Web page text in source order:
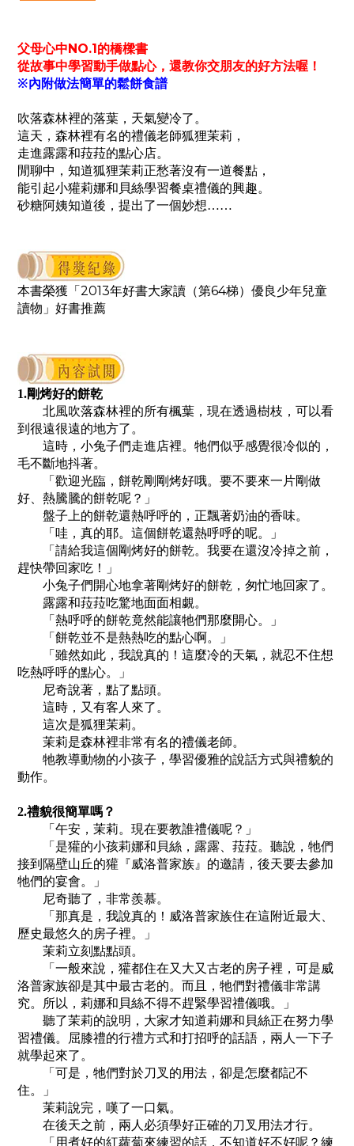
父母心中NO.1的橋樑書
從故事中學習動手做點心，還教你交朋友的好方法喔！
※內附做法簡單的鬆餅食譜
吹落森林裡的落葉，天氣變冷了。
這天，森林裡有名的禮儀老師狐狸茉莉，
走進露露和菈菈的點心店。
閒聊中，知道狐狸茉莉正愁著沒有一道餐點，
能引起小獾莉娜和貝絲學習餐桌禮儀的興趣。
砂糖阿姨知道後，提出了一個妙想……
本書榮獲「 2013年好書大家讀（第64梯）優良少年兒童
讀物」好書推薦
1.剛烤好的餅乾
北風吹落森林裡的所有楓葉，現在透過樹枝，可以看
到很遠很遠的地方了。
這時，小兔子們走進店裡。牠們似乎感覺很冷似的，
毛不斷地抖著。
「歡迎光臨，餅乾剛剛烤好哦。要不要來一片剛做
好、熱騰騰的餅乾呢？」
盤子上的餅乾還熱呼呼的，正飄著奶油的香味。
「哇，真的耶。這個餅乾還熱呼呼的呢。」
「請給我這個剛烤好的餅乾。我要在還沒冷掉之前，
趕快帶回家吃！」
小兔子們開心地拿著剛烤好的餅乾，匆忙地回家了。
露露和菈菈吃驚地面面相覷。
「熱呼呼的餅乾竟然能讓牠們那麼開心。」
「餅乾並不是熱熱吃的點心啊。」
「雖然如此，我說真的！這麼冷的天氣，就忍不住想
吃熱呼呼的點心。」
尼奇說著，點了點頭。
這時，又有客人來了。
這次是狐狸茉莉。
茉莉是森林裡非常有名的禮儀老師。
牠教導動物的小孩子，學習優雅的說話方式與禮貌的
動作。
2.禮貌很簡單嗎？
「午安，茉莉。現在要教誰禮儀呢？」
「是獾的小孩莉娜和貝絲，露露、菈菈。聽說，牠們
接到隔壁山丘的獾『威洛普家族』的邀請，後天要去參加
牠們的宴會。」
尼奇聽了，非常羨慕。
「那真是，我說真的！威洛普家族住在這附近最大、
歷史最悠久的房子裡。」
茉莉立刻點點頭。
「一般來說，獾都住在又大又古老的房子裡，可是威
洛普家族卻是其中最古老的。而且，牠們對禮儀非常講
究。所以，莉娜和貝絲不得不趕緊學習禮儀哦。」
聽了茉莉的說明，大家才知道莉娜和貝絲正在努力學
習禮儀。屈膝禮的行禮方式和打招呼的話語，兩人一下子
就學起來了。
「可是，牠們對於刀叉的用法，卻是怎麼都記不
住。」
茉莉說完，嘆了一口氣。
在後天之前，兩人必須學好正確的刀叉用法才行。
「用煮好的紅蘿蔔來練習的話，不知道好不好呢？練